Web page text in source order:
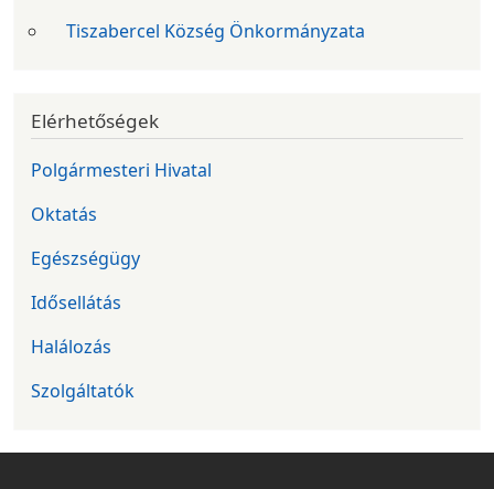
Tiszabercel Község Önkormányzata
Elérhetőségek
Polgármesteri Hivatal
Oktatás
Egészségügy
Idősellátás
Halálozás
Szolgáltatók